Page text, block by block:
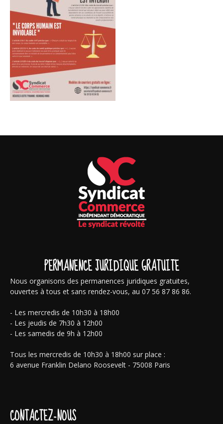
PERMANENCE JURIDIQUE GRATUITE
Nous organisons des permanences juridiques gratuites,
ouvertes à tous et sans rendez-vous, au 07 56 87 86 86.
- Les mercredis de 10h30 à 18h00
- Les jeudis de 7h30 à 12h00
- Les samedis de 9h à 12h00
Tous les mercredis de 10h30 à 18h00 sur place :
6 avenue Franklin Delano Roosevelt - 75008 Paris
CONTACTEZ-NOUS